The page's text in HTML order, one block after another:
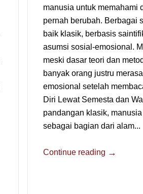
manusia untuk memahami
pernah berubah. Berbagai
baik klasik, berbasis
asumsi sosial-emosional.
meski dasar teori dan
banyak orang justru
emosional setelah
Diri Lewat Semesta dan
pandangan klasik,
sebagai bagian dari alam...
Continue reading →